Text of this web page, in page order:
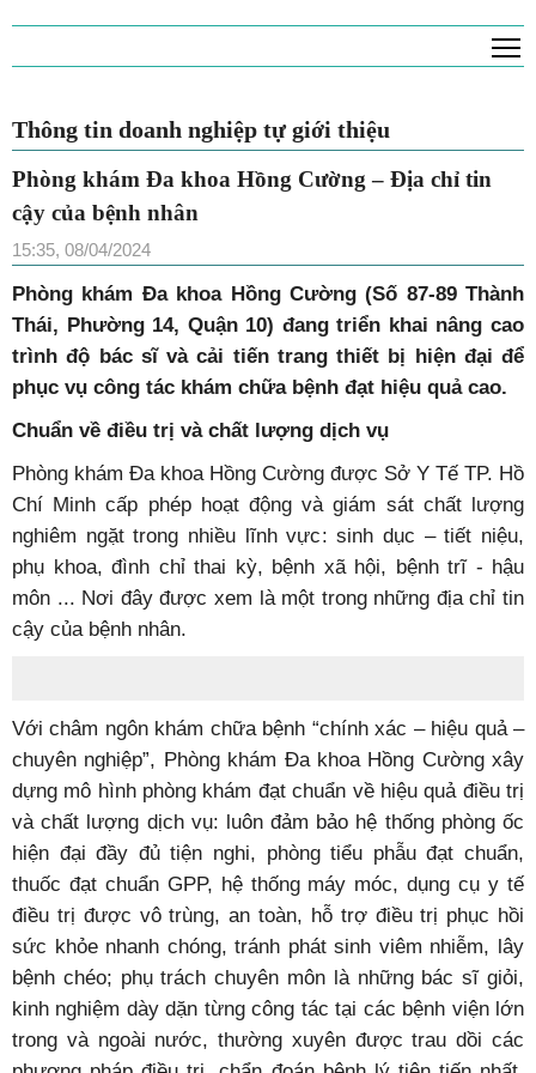
Thông tin doanh nghiệp tự giới thiệu
Phòng khám Đa khoa Hồng Cường – Địa chỉ tin
cậy của bệnh nhân
15:35, 08/04/2024
Phòng khám Đa khoa Hồng Cường (Số 87-89 Thành
Thái, Phường 14, Quận 10) đang triển khai nâng cao
trình độ bác sĩ và cải tiến trang thiết bị hiện đại để
phục vụ công tác khám chữa bệnh đạt hiệu quả cao.
Chuẩn về điều trị và chất lượng dịch vụ
Phòng khám Đa khoa Hồng Cường được Sở Y Tế TP. Hồ
Chí Minh cấp phép hoạt động và giám sát chất lượng
nghiêm ngặt trong nhiều lĩnh vực: sinh dục – tiết niệu,
phụ khoa, đình chỉ thai kỳ, bệnh xã hội, bệnh trĩ - hậu
môn ... Nơi đây được xem là một trong những địa chỉ tin
cậy của bệnh nhân.
Với châm ngôn khám chữa bệnh “chính xác – hiệu quả –
chuyên nghiệp”, Phòng khám Đa khoa Hồng Cường xây
dựng mô hình phòng khám đạt chuẩn về hiệu quả điều trị
và chất lượng dịch vụ: luôn đảm bảo hệ thống phòng ốc
hiện đại đầy đủ tiện nghi, phòng tiểu phẫu đạt chuẩn,
thuốc đạt chuẩn GPP, hệ thống máy móc, dụng cụ y tế
điều trị được vô trùng, an toàn, hỗ trợ điều trị phục hồi
sức khỏe nhanh chóng, tránh phát sinh viêm nhiễm, lây
bệnh chéo; phụ trách chuyên môn là những bác sĩ giỏi,
kinh nghiệm dày dặn từng công tác tại các bệnh viện lớn
trong và ngoài nước, thường xuyên được trau dồi các